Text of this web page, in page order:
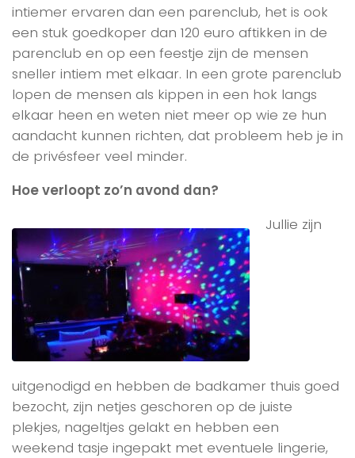
intiemer ervaren dan een parenclub, het is ook
een stuk goedkoper dan 120 euro aftikken in de
parenclub en op een feestje zijn de mensen
sneller intiem met elkaar. In een grote parenclub
lopen de mensen als kippen in een hok langs
elkaar heen en weten niet meer op wie ze hun
aandacht kunnen richten, dat probleem heb je in
de privésfeer veel minder.
Hoe verloopt zo’n avond dan?
Jullie zijn
uitgenodigd en hebben de badkamer thuis goed
bezocht, zijn netjes geschoren op de juiste
plekjes, nageltjes gelakt en hebben een
weekend tasje ingepakt met eventuele lingerie,